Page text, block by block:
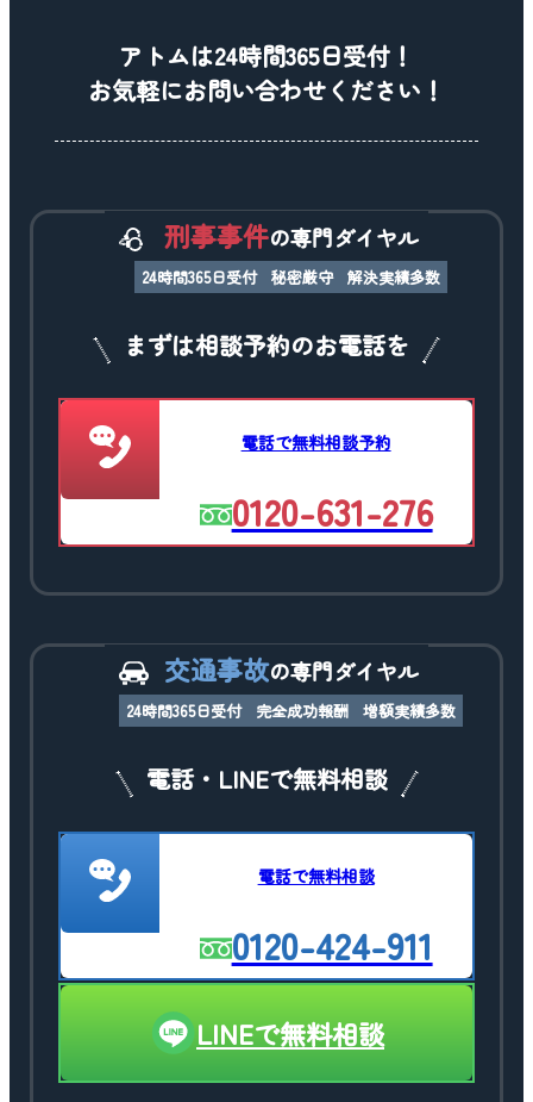
アトムは24時間365日受付！
お気軽にお問い合わせください！
刑事事件の専門ダイヤル
24時間365日受付 秘密厳守 解決実績多数
まずは相談予約のお電話を
電話で無料相談予約
0120-631-276
交通事故の専門ダイヤル
24時間365日受付 完全成功報酬 増額実績多数
電話・LINEで無料相談
電話で無料相談
0120-424-911
LINEで無料相談